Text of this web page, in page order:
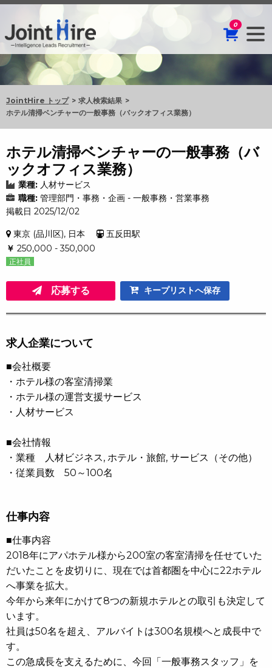
0
JointHire トップ
求人検索結果
ホテル清掃ベンチャーの一般事務（バックオフィス業務）
ホテル清掃ベンチャーの一般事務（バ
ックオフィス業務）
業種: 人材サービス
職種: 管理部門・事務・企画 - 一般事務・営業事務
掲載日 2025/12/02
東京 (品川区), 日本
五反田駅
￥ 250,000 - 350,000
正社員
応募する キープリストへ保存
求人企業について
■会社概要
・ホテル様の客室清掃業
・ホテル様の運営⽀援サービス
・⼈材サービス
■会社情報
・業種 人材ビジネス, ホテル・旅館, サービス（その他）
・従業員数 50～100名
仕事内容
■仕事内容
2018年にアパホテル様から200室の客室清掃を任せていた
だいたことを皮切りに、現在では首都圏を中心に22ホテル
へ事業を拡大。
今年から来年にかけて8つの新規ホテルとの取引も決定して
います。
社員は50名を超え、アルバイトは300名規模へと成長中で
す。
この急成長を支えるために、今回「一般事務スタッフ」を